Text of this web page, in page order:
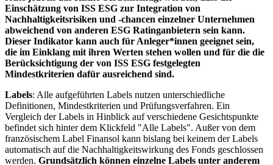
Einschätzung von ISS ESG zur Integration von
Nachhaltigkeitsrisiken und -chancen einzelner Unternehmen
abweichend von anderen ESG Ratinganbietern sein kann.
Dieser Indikator kann auch für Anleger*innen geeignet sein,
die im Einklang mit ihren Werten stehen wollen und für die die
Berücksichtigung der von ISS ESG festgelegten
Mindestkriterien dafür ausreichend sind.
Labels: Alle aufgeführten Labels nutzen unterschiedliche
Definitionen, Mindestkriterien und Prüfungsverfahren. Ein
Vergleich der Labels in Hinblick auf verschiedene Gesichtspunkte
befindet sich hinter dem Klickfeld "Alle Labels". Außer von dem
französischem Label Finansol kann bislang bei keinem der Labels
automatisch auf die Nachhaltigkeitswirkung des Fonds geschlossen
werden. Grundsätzlich können einzelne Labels unter anderem